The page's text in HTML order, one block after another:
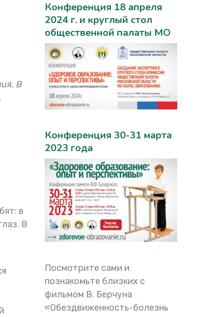
В
в
В
Конференция 18 апреля
2024 г. и круглый стол
общественной палаты МО
Конференция 30-31 марта
2023 года
Посмотрите сами и
познакомьте близких с
фильмом В. Берчуна
«Обездвиженность-болезнь